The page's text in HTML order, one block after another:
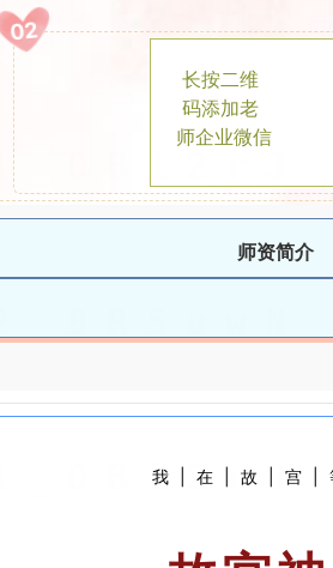
02
长按二维
码添加老
师企业微信
师资简介
我|在|故|宫|